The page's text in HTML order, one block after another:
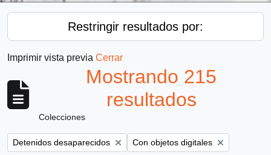
Restringir resultados por:
Imprimir vista previa Cerrar
Mostrando 215
resultados
Colecciones
Remove filter:
Detenidos desaparecidos Remove filter:
Con objetos digitales